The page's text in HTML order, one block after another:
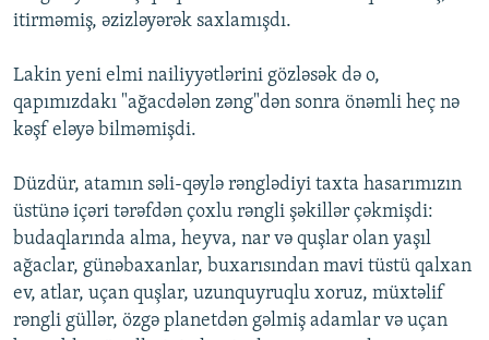
itirməmiş, əzizləyərək saxlamışdı.
Lakin yeni elmi nailiyyətlərini gözləsək də o,
qapımızdakı "ağacdələn zəng"dən sonra önəmli heç nə
kəşf eləyə bilməmişdi.
Düzdür, atamın səli-qəylə rənglədiyi taxta hasarımızın
üstünə içəri tərəfdən çoxlu rəngli şəkillər çəkmişdi:
budaqlarında alma, heyva, nar və quşlar olan yaşıl
ağaclar, günəbaxanlar, buxarısından mavi tüstü qalxan
ev, atlar, uçan quşlar, uzunquyruqlu xoruz, müxtəlif
rəngli güllər, özgə planetdən gəlmiş adamlar və uçan